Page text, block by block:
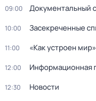
09:00 Документальный
10:00 Зacекрeченные
11:00 «Как устроен
12:00 Информационная
12:30 Новости